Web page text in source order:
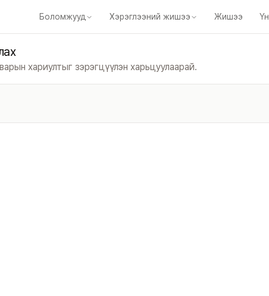
Боломжууд Хэрэглээний жишээ Жишээ
МодулиудОнлайн ангиБагш нартКонтент бүтээгчдэд
хариултыг зэрэгцүүлэн харьцуулаарай.